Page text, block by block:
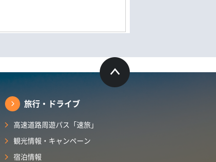
旅行・ドライブ
高速道路周遊パス「速旅」
観光情報・キャンペーン
宿泊情報